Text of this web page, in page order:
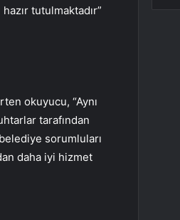
tutulmaktadır”
okuyucu, “Aynı
tarafından
sorumluları
daha iyi hizmet